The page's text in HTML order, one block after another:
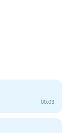
00:03